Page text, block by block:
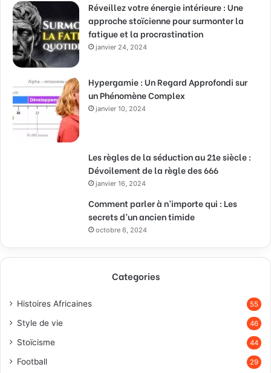
Réveillez votre énergie intérieure : Une
approche stoïcienne pour surmonter la
fatigue et la procrastination
janvier 24, 2024
Hypergamie : Un Regard Approfondi sur
un Phénomène Complex
janvier 10, 2024
Les règles de la séduction au 21e siècle :
Dévoilement de la règle des 666
janvier 16, 2024
Comment parler à n’importe qui : Les
secrets d’un ancien timide
octobre 6, 2024
Categories
Histoires Africaines 55
Style de vie 46
Stoïcisme 44
Football 29